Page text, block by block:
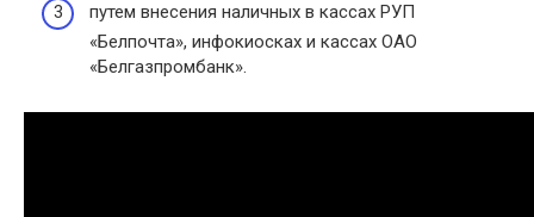
путем внесения наличных в кассах РУП
«Белпочта», инфокиосках и кассах ОАО
«Белгазпромбанк».